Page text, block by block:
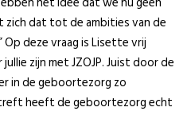
dat tot de ambities van de
Op deze vraag is Lisette vrij
zijn met JZOJP. Juist door de
in de geboortezorg zo
heeft de geboortezorg echt